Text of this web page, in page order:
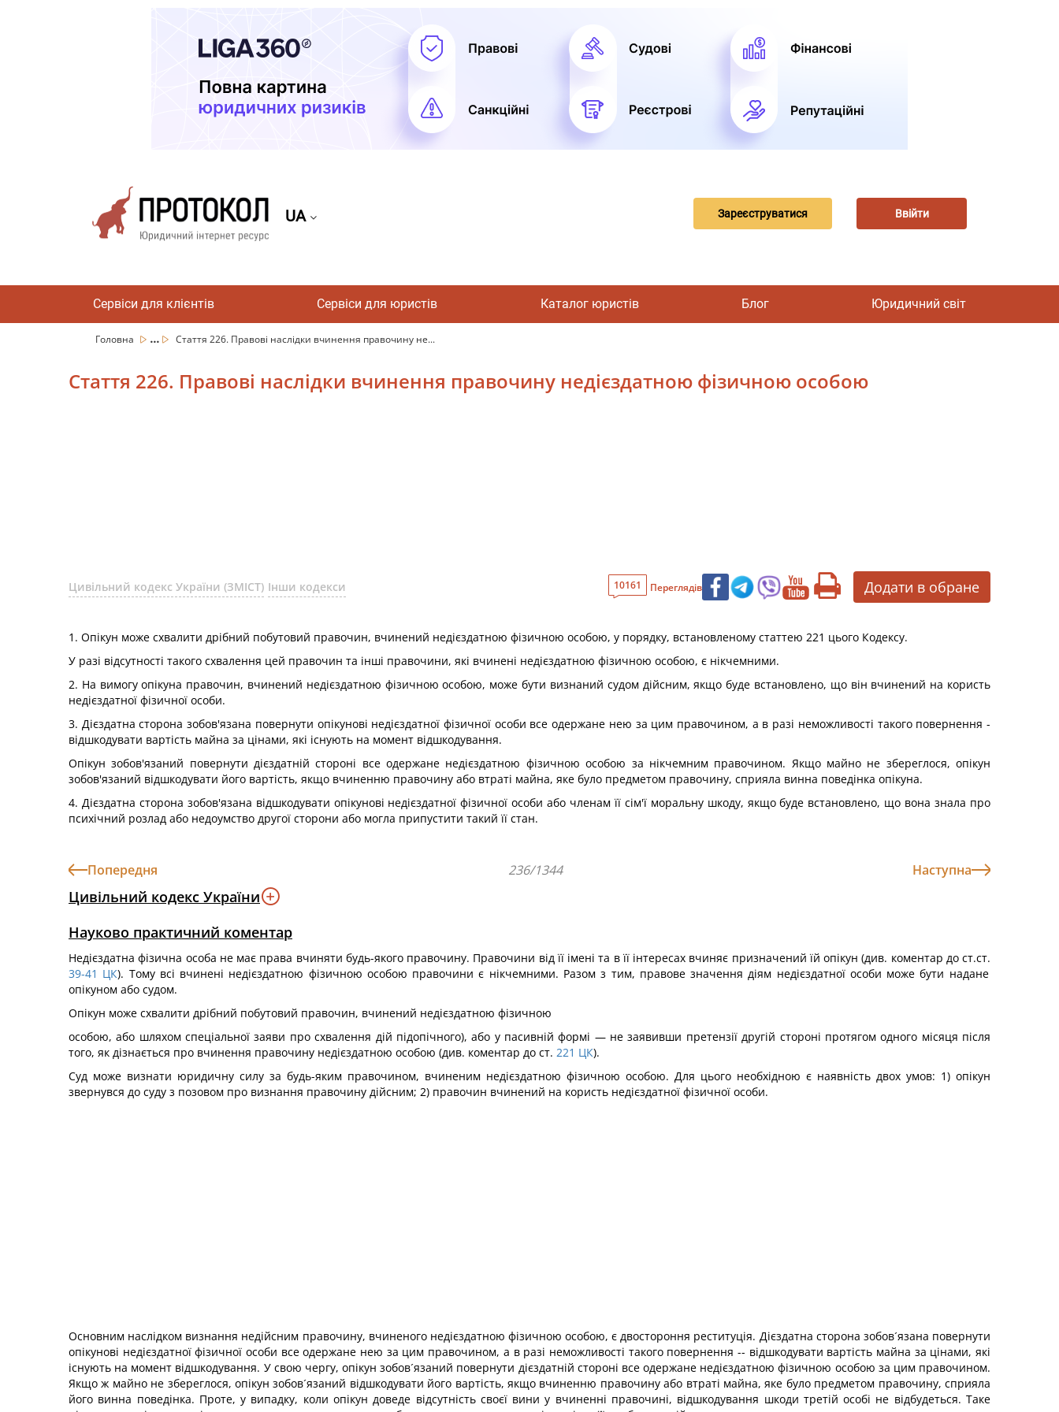
UA Зареєструватися Ввійти
Сервіси для клієнтів Сервіси для юристів Каталог юристів Блог Юридичний світ
Головна ... Стаття 226. Правові наслідки вчинення правочину не...
Стаття 226. Правові наслідки вчинення правочину недієздатною фізичною особою
Цивільний кодекс України (ЗМІСТ) Інши кодекси 10161 Переглядів Додати в обране
1. Опікун може схвалити дрібний побутовий правочин, вчинений недієздатною фізичною особою, у порядку, встановленому статтею 221 цього Кодексу.
У разі відсутності такого схвалення цей правочин та інші правочини, які вчинені недієздатною фізичною особою, є нікчемними.
2. На вимогу опікуна правочин, вчинений недієздатною фізичною особою, може бути визнаний судом дійсним, якщо буде встановлено, що він вчинений на користь
недієздатної фізичної особи.
3. Дієздатна сторона зобов'язана повернути опікунові недієздатної фізичної особи все одержане нею за цим правочином, а в разі неможливості такого повернення -
відшкодувати вартість майна за цінами, які існують на момент відшкодування.
Опікун зобов'язаний повернути дієздатній стороні все одержане недієздатною фізичною особою за нікчемним правочином. Якщо майно не збереглося, опікун
зобов'язаний відшкодувати його вартість, якщо вчиненню правочину або втраті майна, яке було предметом правочину, сприяла винна поведінка опікуна.
4. Дієздатна сторона зобов'язана відшкодувати опікунові недієздатної фізичної особи або членам її сім'ї моральну шкоду, якщо буде встановлено, що вона знала про
психічний розлад або недоумство другої сторони або могла припустити такий її стан.
Попередня 236/1344 Наступна
Цивільний кодекс України
Науково практичний коментар
Недієздатна фізична особа не має права вчиняти будь-якого правочину. Правочини від її імені та в її інтересах вчиняє призначений їй опікун (див. коментар до ст.ст.
39-41 ЦК). Тому всі вчинені недієздатною фізичною особою правочини є нікчемними. Разом з тим, правове значення діям недієздатної особи може бути надане
опікуном або судом.
Опікун може схвалити дрібний побутовий правочин, вчинений недієздатною фізичною
особою, або шляхом спеціальної заяви про схвалення дій підопічного), або у пасивній формі — не заявивши претензії другій стороні протягом одного місяця після
того, як дізнається про вчинення правочину недієздатною особою (див. коментар до ст. 221 ЦК).
Суд може визнати юридичну силу за будь-яким правочином, вчиненим недієздатною фізичною особою. Для цього необхідною є наявність двох умов: 1) опікун
звернувся до суду з позовом про визнання правочину дійсним; 2) правочин вчинений на користь недієздатної фізичної особи.
Основним наслідком визнання недійсним правочину, вчиненого недієздатною фізичною особою, є двостороння реституція. Дієздатна сторона зобов´язана повернути
опікунові недієздатної фізичної особи все одержане нею за цим правочином, а в разі неможливості такого повернення -- відшкодувати вартість майна за цінами, які
існують на момент відшкодування. У свою чергу, опікун зобов´язаний повернути дієздатній стороні все одержане недієздатною фізичною особою за цим правочином.
Якщо ж майно не збереглося, опікун зобов´язаний відшкодувати його вартість, якщо вчиненню правочину або втраті майна, яке було предметом правочину, сприяла
його винна поведінка. Проте, у випадку, коли опікун доведе відсутність своєї вини у вчиненні правочині, відшкодування шкоди третій особі не відбудеться. Таке